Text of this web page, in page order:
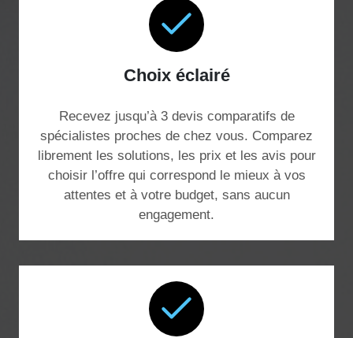
Choix éclairé
Recevez jusqu’à 3 devis comparatifs de
spécialistes proches de chez vous. Comparez
librement les solutions, les prix et les avis pour
choisir l’offre qui correspond le mieux à vos
attentes et à votre budget, sans aucun
engagement.